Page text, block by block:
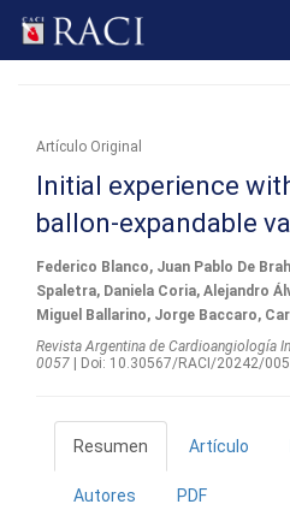
Artí­culo Original
Initial experience
ballon-expandable
Federico Blanco, Juan Pablo De
Spaletra, Daniela Coria, Alejandro
Miguel Ballarino, Jorge Baccaro,
Revista Argentina de Cardioangiologí­a
0057 | Doi: 10.30567/RACI/20242/
Resumen Artículo
Autores PDF